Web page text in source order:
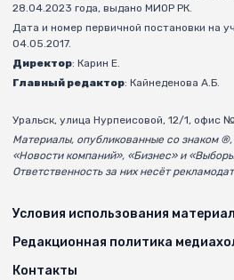
28.04.2023 года, выдано МИОР РК.
Дата и номер первичной постановки на
04.05.2017.
Директор: Карин Е.
Главный редактор: Кайнеденова А.Б.
Уральск, улица Нурпеисовой, 12/1, офис
Материалы, опубликованные со знаком
«Новости компаний», «Бизнес» и
Ответственность за них несёт
Условия использования
Редакционная политика
Контакты